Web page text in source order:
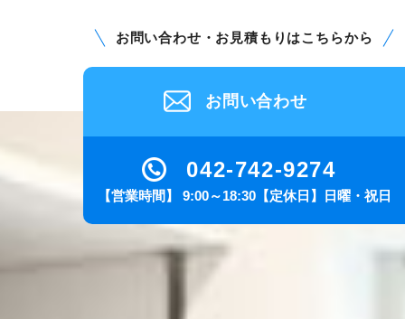
お問い合わせ ・ お 見積も り はこ ち らから
お問い合わせ
042-742-9274
【営業時間】 9:00～18:30【定休日】日曜・祝日